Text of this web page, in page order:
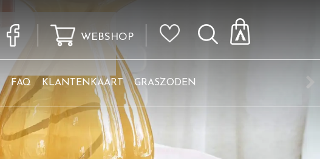
WEBSHOP
FAQ KLANTENKAART GRASZODEN